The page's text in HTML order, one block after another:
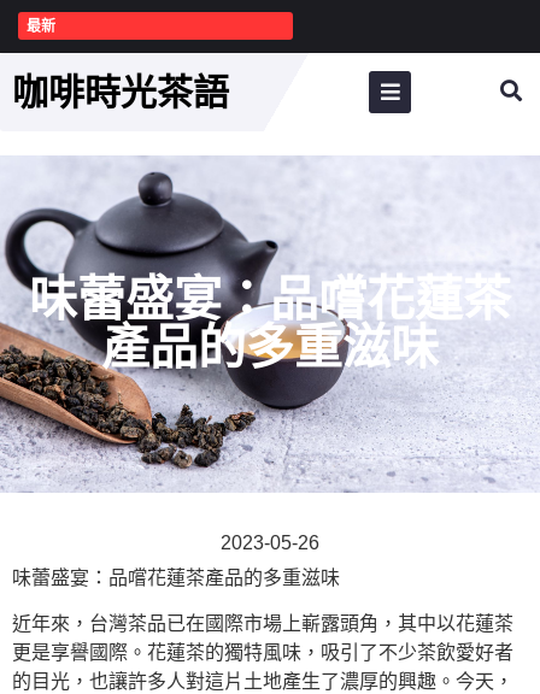
最新
咖啡時光茶語
味蕾盛宴：品嚐花蓮茶
產品的多重滋味
2023-05-26
味蕾盛宴：品嚐花蓮茶產品的多重滋味
近年來，台灣茶品已在國際市場上嶄露頭角，其中以花蓮茶
更是享譽國際。花蓮茶的獨特風味，吸引了不少茶飲愛好者
的目光，也讓許多人對這片土地產生了濃厚的興趣。今天，